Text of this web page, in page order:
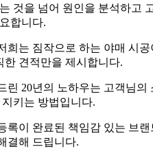
것을 넘어 원인을 분석하고
합니다.
희는 짐작으로 하는 야매 시공
견적만을 제시합니다.
린 20년의 노하우는 고객님의
키는 방법입니다.
록이 완료된 책임감 있는 브랜
결해 드립니다.